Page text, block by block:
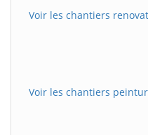
Voir les chantiers
Voir les chantiers